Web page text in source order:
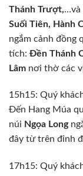
Thánh Trượt,…và
Suối Tiên, Hành
ngắm cảnh đồng
tích: Đền Thánh
Lâm nơi thờ các
15h15: Quý
Đến Hang Múa
núi Ngọa Long
đây từ trên đỉnh
17h15: Quý